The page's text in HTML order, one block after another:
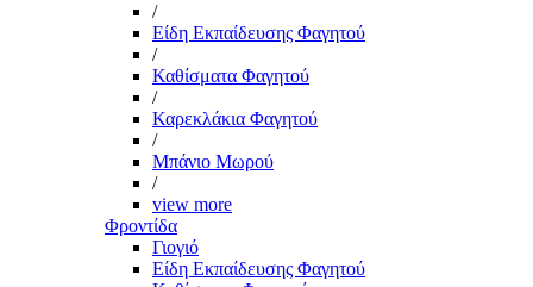
/
Είδη Εκπαίδευσης Φαγητού
/
Καθίσματα Φαγητού
/
Καρεκλάκια Φαγητού
/
Μπάνιο Μωρού
/
view more
Φροντίδα
Γιογιό
Είδη Εκπαίδευσης Φαγητού